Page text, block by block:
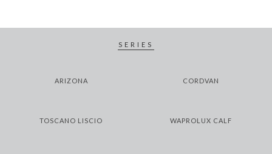
SERIES
ARIZONA CORDVAN
TOSCANO LISCIO WAPROLUX CALF